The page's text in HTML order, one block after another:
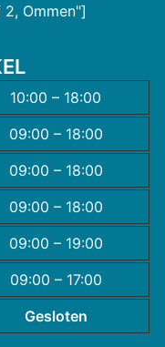
Ommen"]
10:00 – 18:00
09:00 – 18:00
09:00 – 18:00
09:00 – 18:00
09:00 – 19:00
09:00 – 17:00
Gesloten